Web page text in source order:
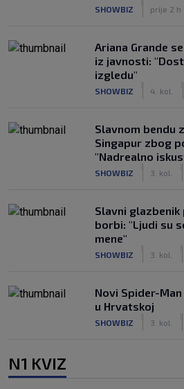
SHOWBIZ prije 2 h
Ariana Grande
iz javnosti:
izgledu"
SHOWBIZ 4. kol.
Slavnom bendu
Singapur zbog
"Nadrealno
SHOWBIZ 3. kol.
Slavni
borbi: "Ljudi su
mene"
SHOWBIZ 3. kol.
Novi Spider-
u Hrvatskoj
SHOWBIZ 3. kol.
N1 KVIZ